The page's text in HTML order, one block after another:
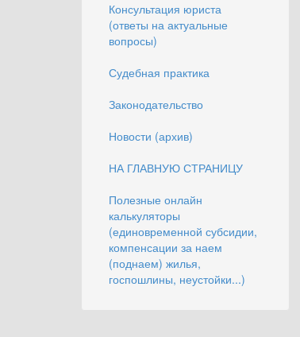
Консультация юриста
(ответы на актуальные
вопросы)
Судебная практика
Законодательство
Новости (архив)
НА ГЛАВНУЮ СТРАНИЦУ
Полезные онлайн
калькуляторы
(единовременной субсидии,
компенсации за наем
(поднаем) жилья,
госпошлины, неустойки...)